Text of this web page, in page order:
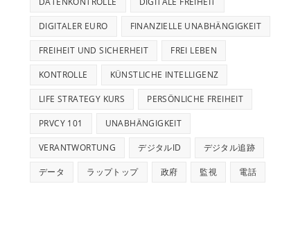
DIGITALER EURO FINANZIELLE UNABHÄNGIGKEIT
FREIHEIT UND SICHERHEIT FREI LEBEN
KONTROLLE KÜNSTLICHE INTELLIGENZ
LIFE STRATEGY KURS PERSÖNLICHE FREIHEIT
PRVCY 101 UNABHÄNGIGKEIT
VERANTWORTUNG デジタルID デジタル追跡
データ ラップトップ 政府 監視 電話